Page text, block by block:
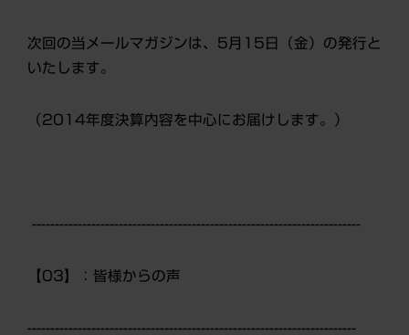
次回の当メールマガジンは、5月15日（金）の発行と
いたします。
（2014年度決算内容を中心にお届けします。）
------------------------------------------------------------------------
【03】：皆様からの声
------------------------------------------------------------------------